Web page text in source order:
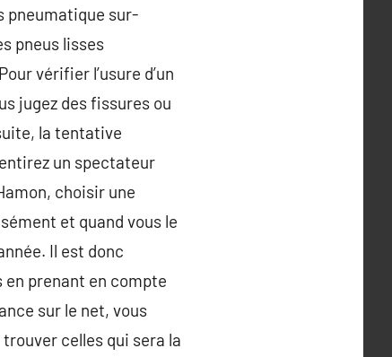
pneumatique sur-
pneus lisses
vérifier l’usure d’un
jugez des fissures ou
la tentative
un spectateur
choisir une
et quand vous le
Il est donc
en prenant en compte
sur le net, vous
celles qui sera la